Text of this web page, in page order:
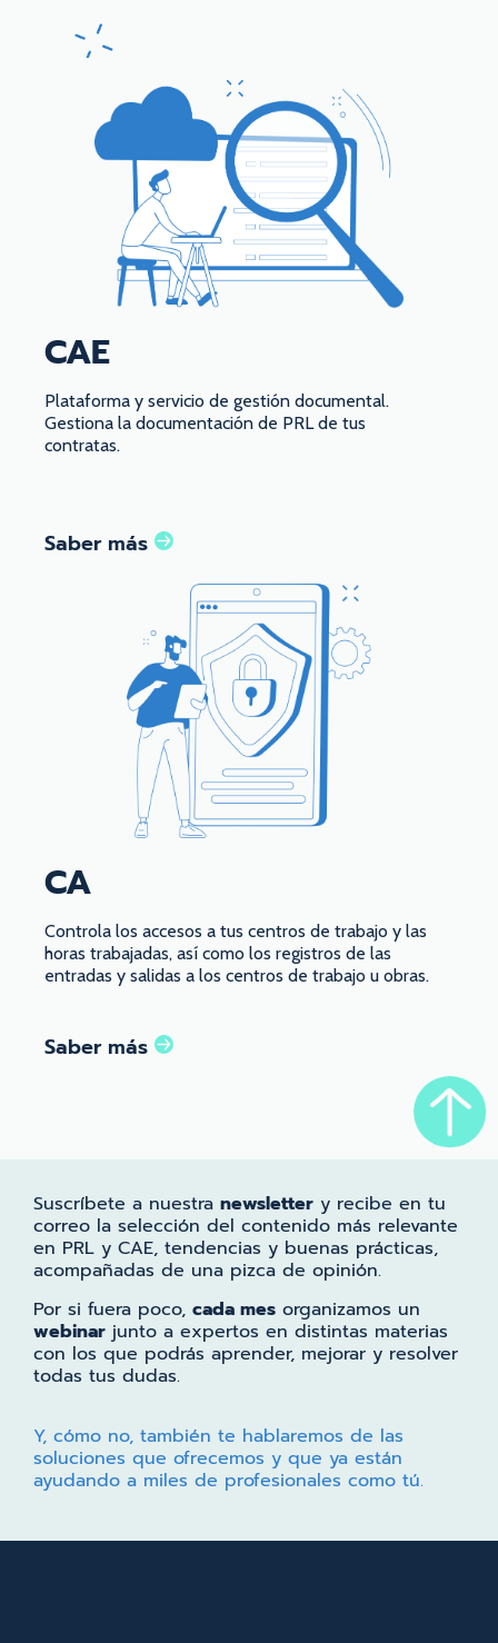
CAE
Plataforma y servicio de gestión documental.
Gestiona la documentación de PRL de tus
contratas.
Saber más
CA
Controla los accesos a tus centros de trabajo y las
horas trabajadas, así como los registros de las
entradas y salidas a los centros de trabajo u obras.
Saber más
Suscríbete a nuestra newsletter y recibe en tu
correo la selección del contenido más relevante
en PRL y CAE, tendencias y buenas prácticas,
acompañadas de una pizca de opinión.
Por si fuera poco, cada mes organizamos un
webinar junto a expertos en distintas materias
con los que podrás aprender, mejorar y resolver
todas tus dudas.
Y, cómo no, también te hablaremos de las
soluciones que ofrecemos y que ya están
ayudando a miles de profesionales como tú.